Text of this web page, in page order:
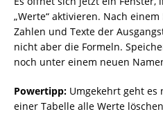
„Werte“ aktivieren. Nach
Zahlen und Texte der
nicht aber die Formeln.
noch unter einem neuen
Powertipp: Umgekehrt geht es
einer Tabelle alle Werte